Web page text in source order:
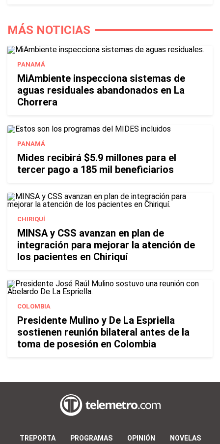
MÁS NOTICIAS
PANAMÁ
MiAmbiente inspecciona sistemas de
aguas residuales abandonados en La
Chorrera
PANAMÁ
Mides recibirá $5.9 millones para el
tercer pago a 185 mil beneficiarios
CHIRIQUÍ
MINSA y CSS avanzan en plan de
integración para mejorar la atención de
los pacientes en Chiriquí
COLOMBIA
Presidente Mulino y De La Espriella
sostienen reunión bilateral antes de la
toma de posesión en Colombia
TREPORTA PROGRAMAS OPINIÓN NOVELAS